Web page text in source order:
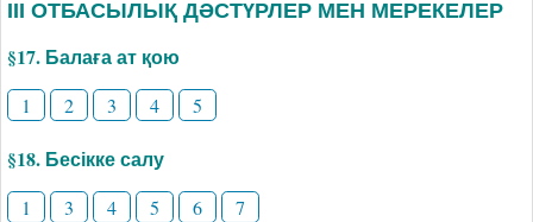
ІІІ ОТБАСЫЛЫҚ ДӘСТҮРЛЕР МЕН МЕРЕКЕЛЕР
§17. Балаға ат қою
1 2 3 4 5
§18. Бесікке салу
1 3 4 5 6 7